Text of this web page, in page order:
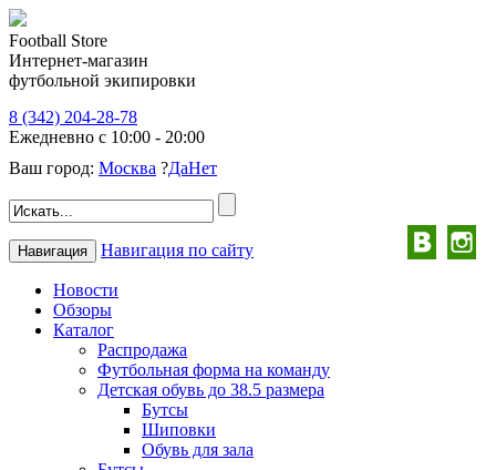
Football Store
Интернет-магазин
футбольной экипировки
8 (342) 204-28-78
Ежедневно с 10:00 - 20:00
Ваш город: Москва ?ДаНет
Навигация Навигация по сайту
Новости
Обзоры
Каталог
Распродажа
Футбольная форма на команду
Детская обувь до 38.5 размера
Бутсы
Шиповки
Обувь для зала